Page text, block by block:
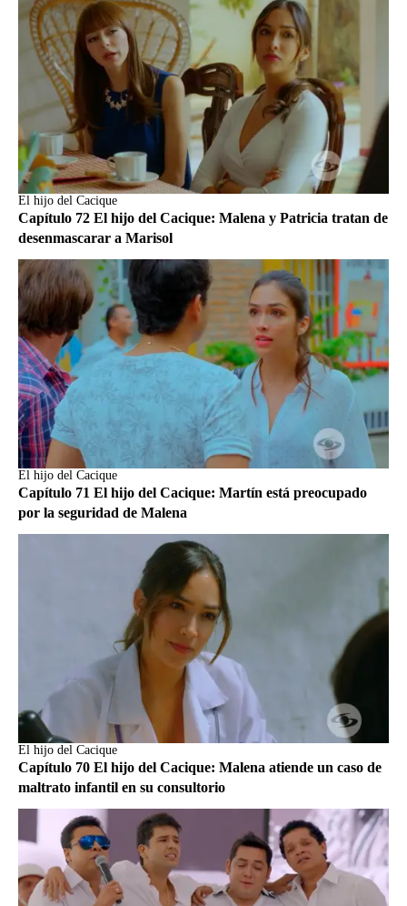
El hijo del Cacique
Capítulo 72 El hijo del Cacique: Malena y Patricia tratan de
desenmascarar a Marisol
El hijo del Cacique
Capítulo 71 El hijo del Cacique: Martín está preocupado
por la seguridad de Malena
El hijo del Cacique
Capítulo 70 El hijo del Cacique: Malena atiende un caso de
maltrato infantil en su consultorio